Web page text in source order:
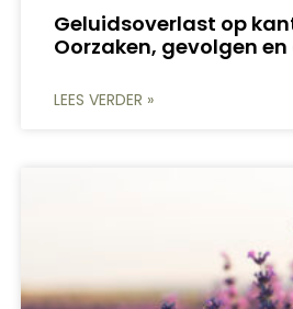
Geluidsoverlast op
Oorzaken, gevolgen
LEES VERDER »